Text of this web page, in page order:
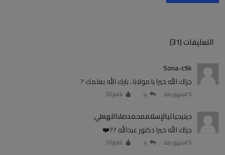
التعليقات (31)
Sona-c9k
جزاك الله خيرا يا مولانا ، بارك الله بعلمك ?
5 الشهور منذ رد نافع (2
)
دينيحياتيالإسلاممحمدصلىاللهعلي
جزاك الله خيرا دكتور عبدالله ??❤️
5 الشهور منذ رد نافع (1
)